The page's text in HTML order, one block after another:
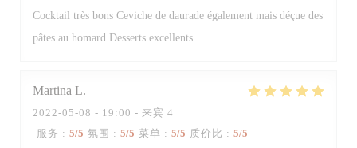
Cocktail très bons Ceviche de daurade également mais déçue des
pâtes au homard Desserts excellents
Martina L
2022-05-08 - 19:00 - 来宾 4
服务 : 5/5 氛围 : 5/5 菜单 : 5/5 质价比 : 5/5